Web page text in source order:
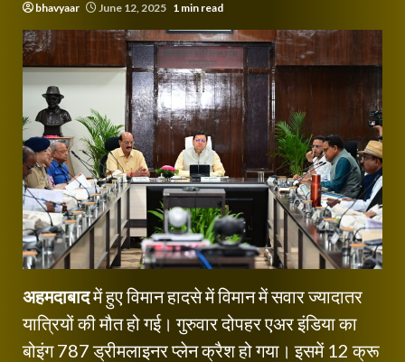
bhavyaar June 12, 2025 1 min read
अहमदाबादमें हुए विमान हादसे में विमान में सवार ज्यादातर
यात्रियों की मौत हो गई। गुरुवार दोपहर एअर इंडिया का
बोइंग 787 ड्रीमलाइनर प्लेन क्रैश हो गया। इसमें 12 क्रू